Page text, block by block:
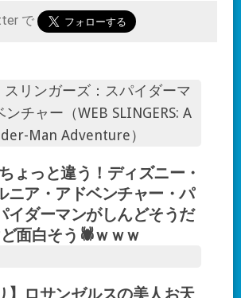
で
ょっと違う！ディズニー・
ニア・アドベンチャー・パ
イダーマンがしんどそうだ
面白そう🕷ｗｗｗ
】ロサンゼルスの美人お天